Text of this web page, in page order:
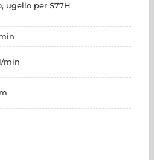
ugello per S77H
min